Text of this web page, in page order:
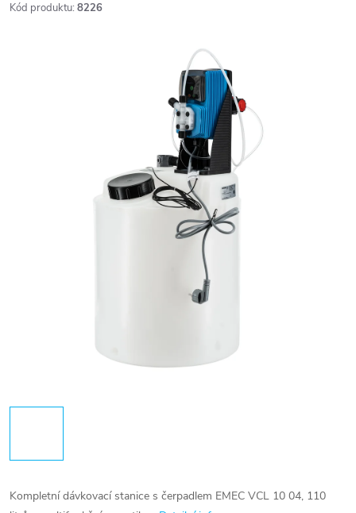
Kód produktu: 8226
Kompletní dávkovací stanice s čerpadlem EMEC VCL 10 04, 110